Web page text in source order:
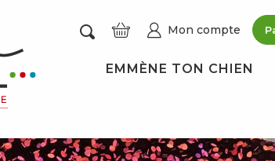
Mon compte
Recherche
EMMÈNE TON CHIEN